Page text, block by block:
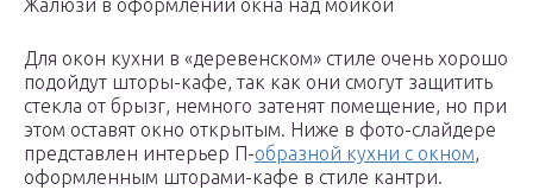
Жалюзи в оформлении окна над мойкой
Для окон кухни в «деревенском» стиле очень хорошо
подойдут шторы-кафе, так как они смогут защитить
стекла от брызг, немного затенят помещение, но при
этом оставят окно открытым. Ниже в фото-слайдере
представлен интерьер П-образной кухни с окном,
оформленным шторами-кафе в стиле кантри.